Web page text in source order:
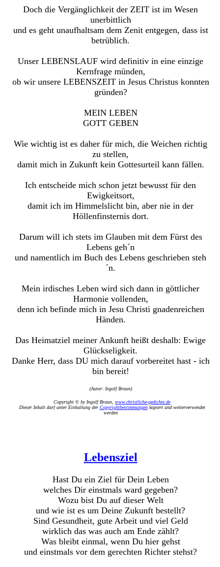
Doch die Vergänglichkeit der ZEIT ist im Wesen
unerbittlich
und es geht unaufhaltsam dem Zenit entgegen, dass ist
betrüblich.
Unser LEBENSLAUF wird definitiv in eine einzige
Kernfrage münden,
ob wir unsere LEBENSZEIT in Jesus Christus konnten
gründen?
MEIN LEBEN
GOTT GEBEN
Wie wichtig ist es daher für mich, die Weichen richtig
zu stellen,
damit mich in Zukunft kein Gottesurteil kann fällen.
Ich entscheide mich schon jetzt bewusst für den
Ewigkeitsort,
damit ich im Himmelslicht bin, aber nie in der
Höllenfinsternis dort.
Darum will ich stets im Glauben mit dem Fürst des
Lebens geh´n
und namentlich im Buch des Lebens geschrieben steh
´n.
Mein irdisches Leben wird sich dann in göttlicher
Harmonie vollenden,
denn ich befinde mich in Jesu Christi gnadenreichen
Händen.
Das Heimatziel meiner Ankunft heißt deshalb: Ewige
Glückseligkeit.
Danke Herr, dass DU mich darauf vorbereitet hast - ich
bin bereit!
(Autor: Ingolf Braun)
Copyright © by Ingolf Braun, www.christliche-gedichte.de
Dieser Inhalt darf unter Einhaltung der Copyrightbestimmungenkopiert und weiterverwendet
werden
Lebensziel
Hast Du ein Ziel für Dein Leben
welches Dir einstmals ward gegeben?
Wozu bist Du auf dieser Welt
und wie ist es um Deine Zukunft bestellt?
Sind Gesundheit, gute Arbeit und viel Geld
wirklich das was auch am Ende zählt?
Was bleibt einmal, wenn Du hier gehst
und einstmals vor dem gerechten Richter stehst?